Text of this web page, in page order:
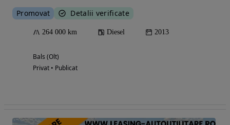
Promovat Detalii verificate
264 000 km Diesel 2013
Bals (Olt)
Privat • Publicat